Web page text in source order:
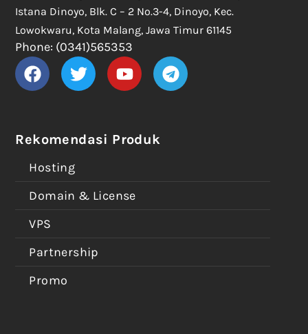
Rekomendasi Produk
Hosting
Domain & License
VPS
Partnership
Promo
Istana Dinoyo, Blk. C – 2 No.3-4, Dinoyo, Kec.
Lowokwaru, Kota Malang, Jawa Timur 61145
Phone: (0341)565353